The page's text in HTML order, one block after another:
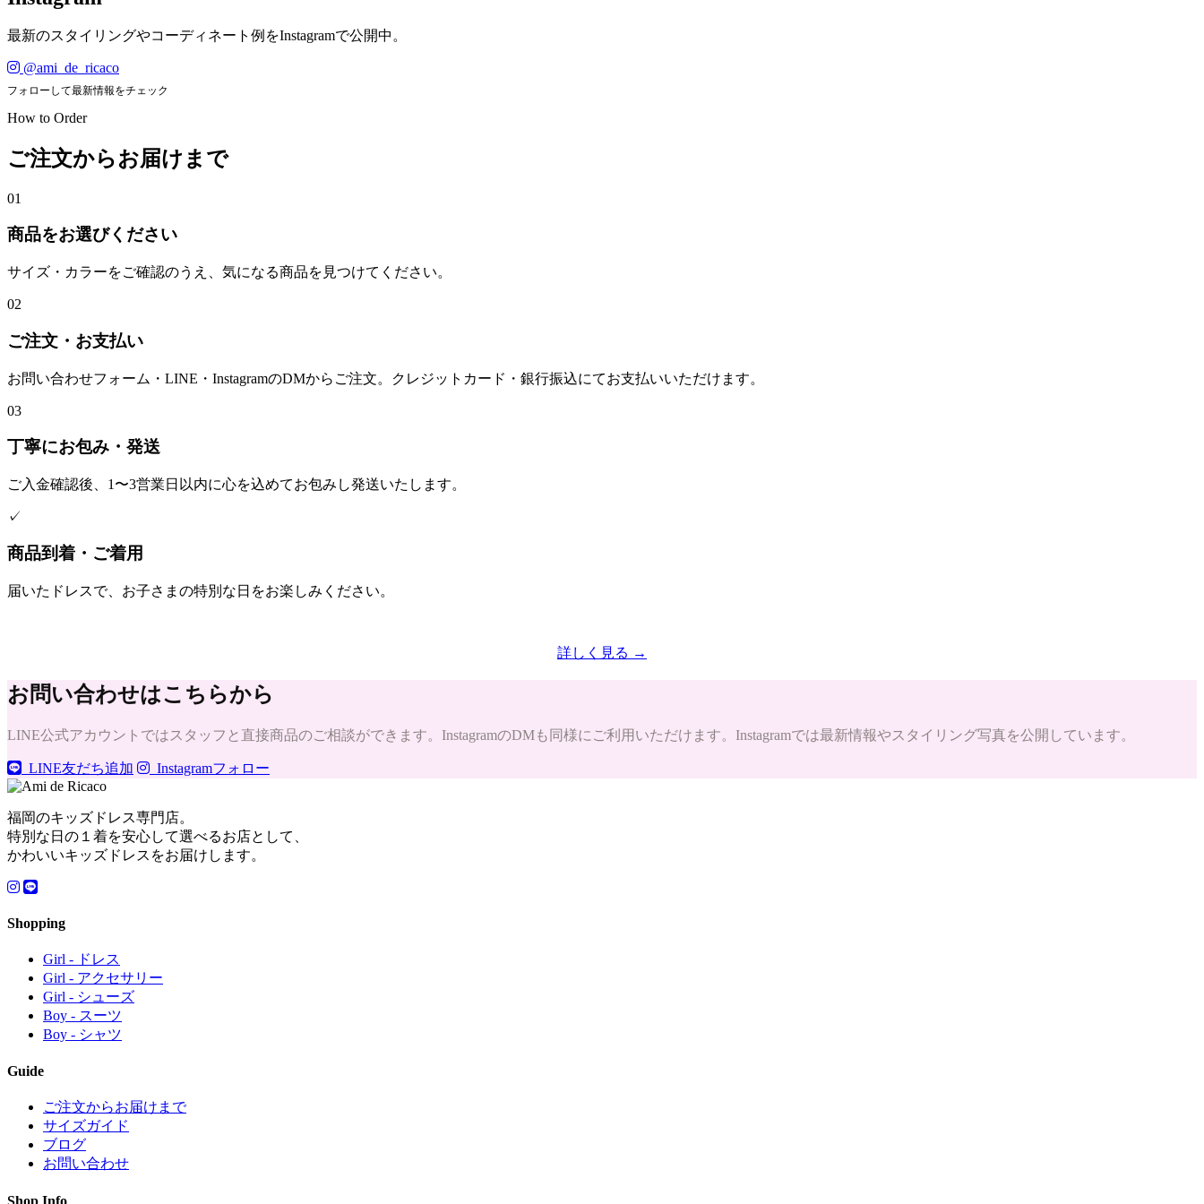
最新のスタイリングやコーディネート例をInstagramで公開中。
@ami_de_ricaco
フォローして最新情報をチェック
How to Order
ご注文からお届けまで
01
商品をお選びください
サイズ・カラーをご確認のうえ、気になる商品を見つけてください。
02
ご注文・お支払い
お問い合わせフォーム・LINE・InstagramのDMからご注文。クレジットカード・銀行振込にてお支払いいただけます。
03
丁寧にお包み・発送
ご入金確認後、1〜3営業日以内に心を込めてお包みし発送いたします。
✓
商品到着・ご着用
届いたドレスで、お子さまの特別な日をお楽しみください。
詳しく見る →
お問い合わせはこちらから
LINE公式アカウントではスタッフと直接商品のご相談ができます。InstagramのDMも同様にご利用いただけます。Instagramでは最新情報やスタイリング写真を公開しています。
LINE友だち追加 Instagramフォロー
福岡のキッズドレス専門店。
特別な日の１着を安心して選べるお店として、
かわいいキッズドレスをお届けします。
Shopping
Girl - ドレス
Girl - アクセサリー
Girl - シューズ
Boy - スーツ
Boy - シャツ
Guide
ご注文からお届けまで
サイズガイド
ブログ
お問い合わせ
Shop Info